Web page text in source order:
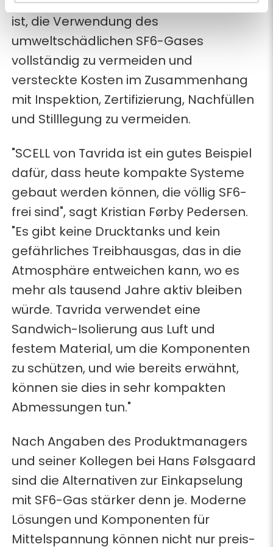
ist, die Verwendung des
umweltschädlichen SF6-Gases
vollständig zu vermeiden und
versteckte Kosten im Zusammenhang
mit Inspektion, Zertifizierung, Nachfüllen
und Stilllegung zu vermeiden.
"SCELL von Tavrida ist ein gutes Beispiel
dafür, dass heute kompakte Systeme
gebaut werden können, die völlig SF6-
frei sind", sagt Kristian Førby Pedersen.
"Es gibt keine Drucktanks und kein
gefährliches Treibhausgas, das in die
Atmosphäre entweichen kann, wo es
mehr als tausend Jahre aktiv bleiben
würde. Tavrida verwendet eine
Sandwich-Isolierung aus Luft und
festem Material, um die Komponenten
zu schützen, und wie bereits erwähnt,
können sie dies in sehr kompakten
Abmessungen tun."
Nach Angaben des Produktmanagers
und seiner Kollegen bei Hans Følsgaard
sind die Alternativen zur Einkapselung
mit SF6-Gas stärker denn je. Moderne
Lösungen und Komponenten für
Mittelspannung können nicht nur preis-